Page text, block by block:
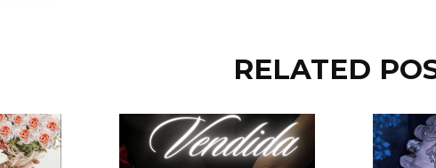
RELATED